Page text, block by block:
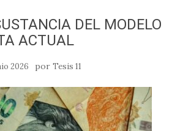
DEL MODELO
ACTUAL
2026 por Tesis 11